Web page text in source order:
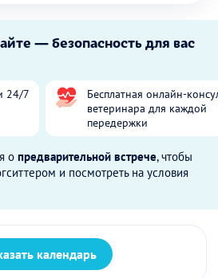
— безопасность для вас
24/7
Бесплатная онлайн-
ветеринара для каждой
передержки
о предварительной встрече, чтобы
и посмотреть на условия
календарь